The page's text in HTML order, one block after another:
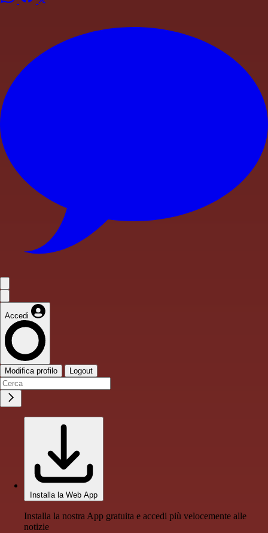
Accedi
Modifica profilo Logout
Installa la Web App
Installa la nostra App gratuita e accedi più velocemente alle
notizie